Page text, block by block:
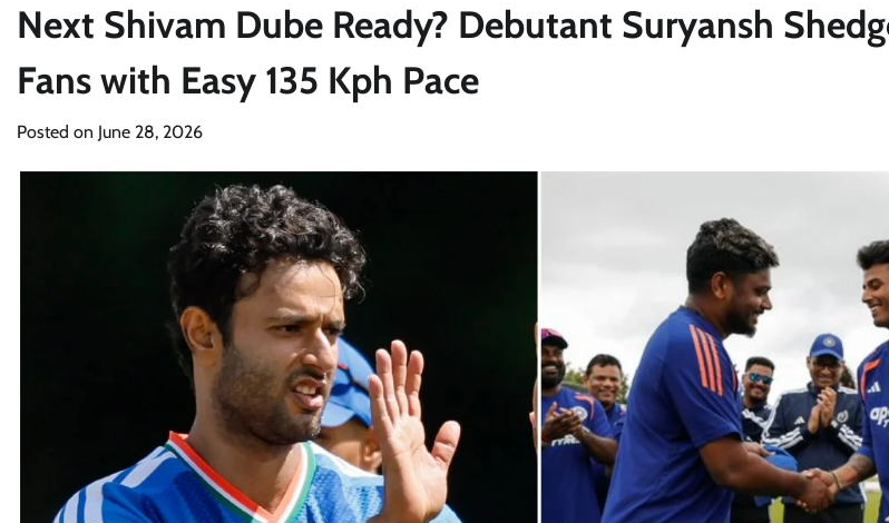
Next Shivam Dube Ready? Debutant Suryansh
Fans with Easy 135 Kph Pace
Posted on June 28, 2026